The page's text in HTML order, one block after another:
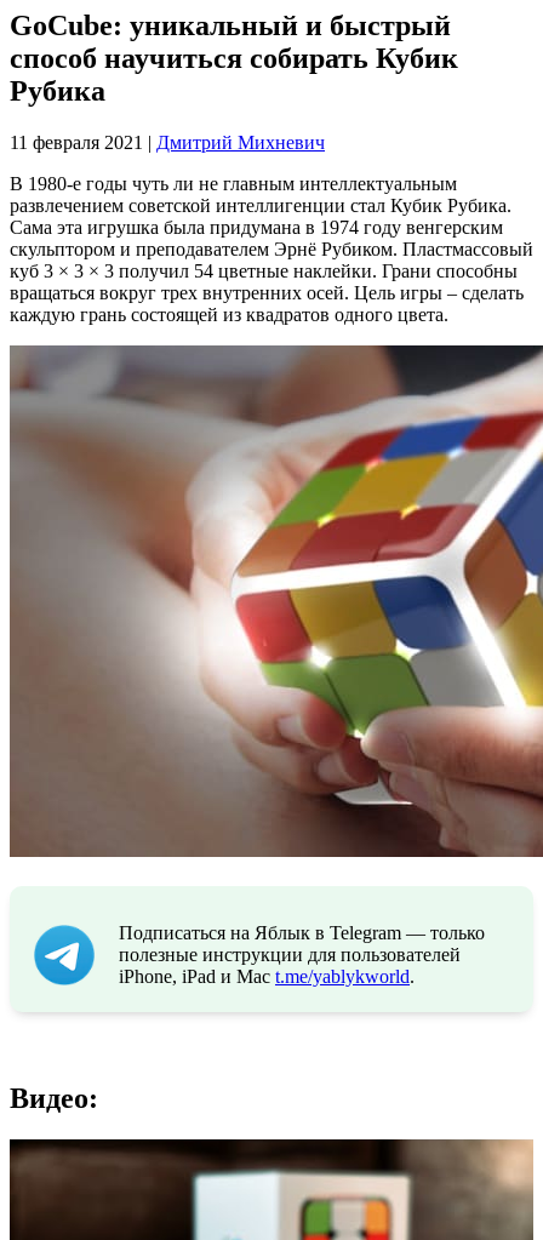
GoCube: уникальный и быстрый
способ научиться собирать Кубик
Рубика
11 февраля 2021 | Дмитрий Михневич
В 1980-е годы чуть ли не главным интеллектуальным
развлечением советской интеллигенции стал Кубик Рубика.
Сама эта игрушка была придумана в 1974 году венгерским
скульптором и преподавателем Эрнё Рубиком. Пластмассовый
куб 3 × 3 × 3 получил 54 цветные наклейки. Грани способны
вращаться вокруг трех внутренних осей. Цель игры – сделать
каждую грань состоящей из квадратов одного цвета.
Подписаться на Яблык в Telegram — только
полезные инструкции для пользователей
iPhone, iPad и Mac t.me/yablykworld.
Видео: